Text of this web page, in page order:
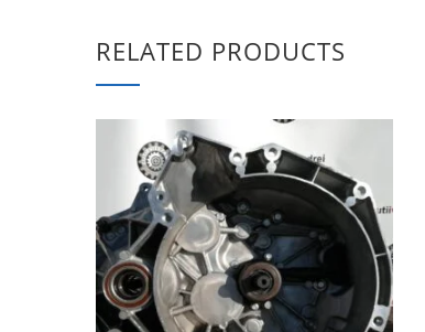
RELATED PRODUCTS